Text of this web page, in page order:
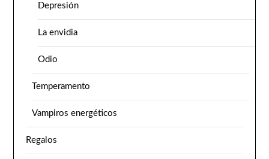
Depresión
La envidia
Odio
Temperamento
Vampiros energéticos
Regalos